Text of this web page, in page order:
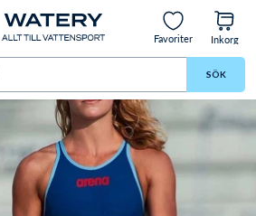
Favoriter Inkorg
SÖK